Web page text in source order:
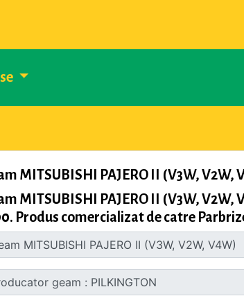
MITSUBISHI PAJERO II (V3W, V2W,
MITSUBISHI PAJERO II (V3W,
Produs comercializat de catre